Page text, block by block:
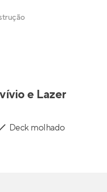
e Lazer
Deck molhado